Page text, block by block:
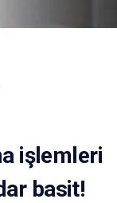
işlemleri
basit!